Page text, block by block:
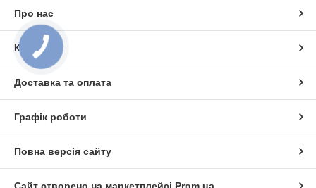
Про нас
Контакти
Доставка та оплата
Графік роботи
Повна версія сайту